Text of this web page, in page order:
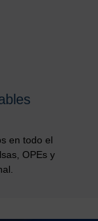
en todo el
OPEs y